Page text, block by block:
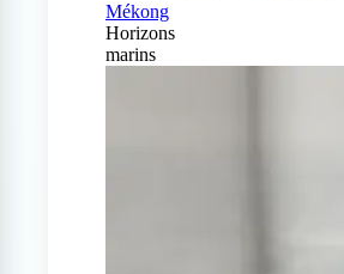
Mékong
Horizons
marins